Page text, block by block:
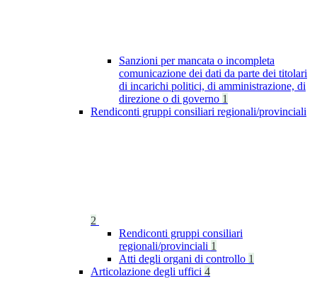
Sanzioni per mancata o incompleta
comunicazione dei dati da parte dei titolari
di incarichi politici, di amministrazione, di
direzione o di governo 1
Rendiconti gruppi consiliari regionali/provinciali
2
Rendiconti gruppi consiliari
regionali/provinciali 1
Atti degli organi di controllo 1
Articolazione degli uffici 4